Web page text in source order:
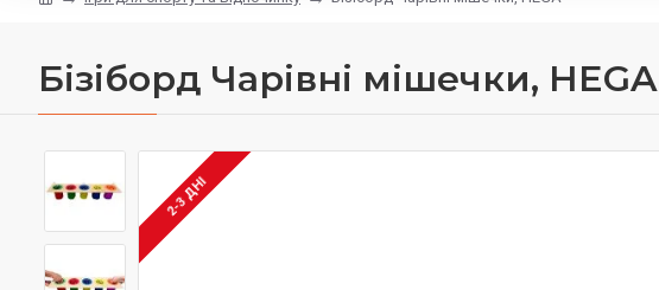
Бізіборд Чарівні мішечки, HEGA
2-3 ДНІ